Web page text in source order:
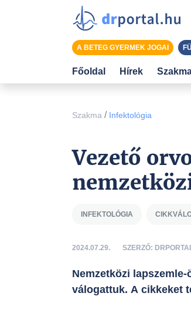
Szakma / Infektológia
Vezető
INFEKTOLÓGIA
2024.07.29. SZERZŐ:
Nemzetközi
válogattuk. A cikkeket
A BETEG GYERMEK JOGAI
Főoldal Hírek